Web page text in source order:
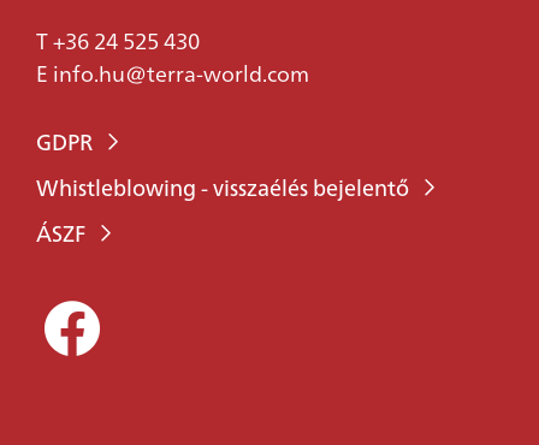
T+36 24 525 430
E info.hu@terra-world.com
GDPR
Whistleblowing - visszaélés bejelentő
ÁSZF